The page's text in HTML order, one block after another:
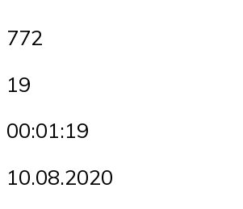
772
19
00:01:19
10.08.2020